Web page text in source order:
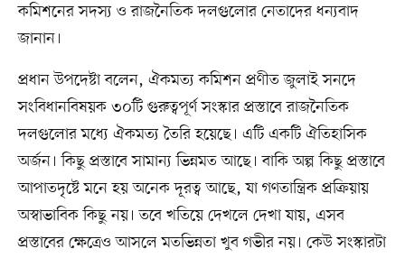
কমিশনের সদস্য ও রাজনৈতিক দলগুলোর নেতাদের ধন্যবাদ
জানান।
প্রধান উপদেষ্টা বলেন, ঐকমত্য কমিশন প্রণীত জুলাই সনদে
সংবিধানবিষয়ক ৩০টি গুরুত্বপূর্ণ সংস্কার প্রস্তাবে রাজনৈতিক
দলগুলোর মধ্যে ঐকমত্য তৈরি হয়েছে। এটি একটি ঐতিহাসিক
অর্জন। কিছু প্রস্তাবে সামান্য ভিন্নমত আছে। বাকি অল্প কিছু প্রস্তাবে
আপাতদৃষ্টে মনে হয় অনেক দূরত্ব আছে, যা গণতান্ত্রিক প্রক্রিয়ায়
অস্বাভাবিক কিছু নয়। তবে খতিয়ে দেখলে দেখা যায়, এসব
প্রস্তাবের ক্ষেত্রেও আসলে মতভিন্নতা খুব গভীর নয়। কেউ সংস্কারটা